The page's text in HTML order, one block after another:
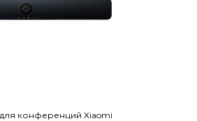
конференций Xiaomi